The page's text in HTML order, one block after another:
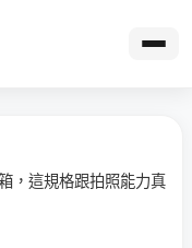
，這規格跟拍照能力真